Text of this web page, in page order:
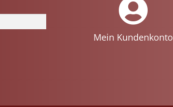
Mein Kundenkonto